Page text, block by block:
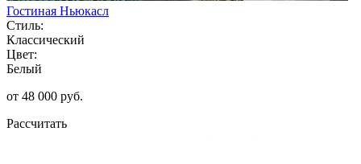
Гостиная Ньюкасл
Стиль:
Классический
Цвет:
Белый
от 48 000 руб.
Рассчитать